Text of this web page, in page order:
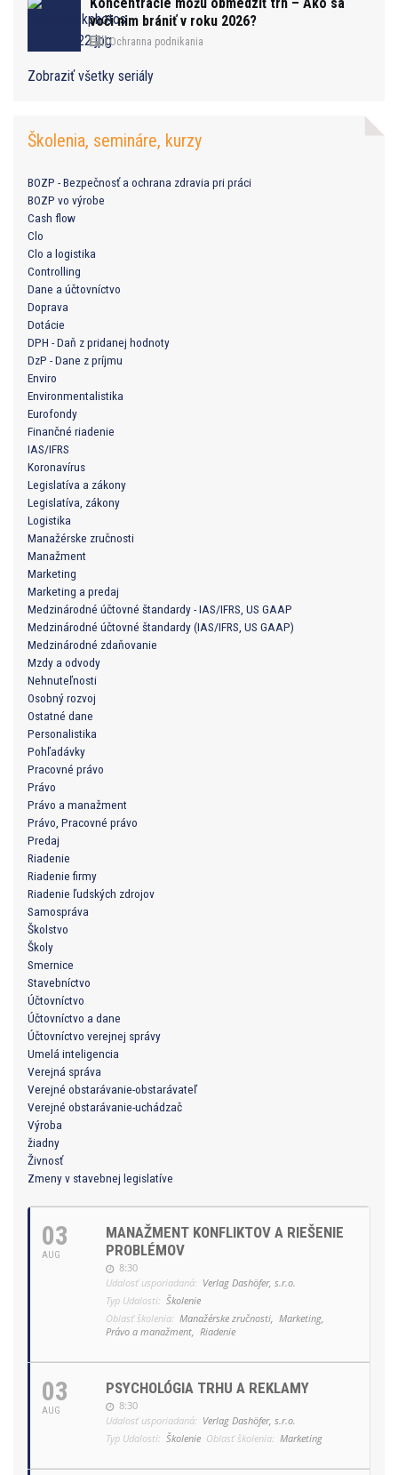
voči nim brániť v roku 2026?
Ochranna podnikania
Zobraziť všetky seriály
Školenia, semináre, kurzy
BOZP - Bezpečnosť a ochrana zdravia pri práci
BOZP vo výrobe
Cash flow
Clo
Clo a logistika
Controlling
Dane a účtovníctvo
Doprava
Dotácie
DPH - Daň z pridanej hodnoty
DzP - Dane z príjmu
Enviro
Environmentalistika
Eurofondy
Finančné riadenie
IAS/IFRS
Koronavírus
Legislatíva a zákony
Legislatíva, zákony
Logistika
Manažérske zručnosti
Manažment
Marketing
Marketing a predaj
Medzinárodné účtovné štandardy - IAS/IFRS, US GAAP
Medzinárodné účtovné štandardy (IAS/IFRS, US GAAP)
Medzinárodné zdaňovanie
Mzdy a odvody
Nehnuteľnosti
Osobný rozvoj
Ostatné dane
Personalistika
Pohľadávky
Pracovné právo
Právo
Právo a manažment
Právo, Pracovné právo
Predaj
Riadenie
Riadenie firmy
Riadenie ľudských zdrojov
Samospráva
Školstvo
Školy
Smernice
Stavebníctvo
Účtovníctvo
Účtovníctvo a dane
Účtovníctvo verejnej správy
Umelá inteligencia
Verejná správa
Verejné obstarávanie-obstarávateľ
Verejné obstarávanie-uchádzač
Výroba
žiadny
Živnosť
Zmeny v stavebnej legislatíve
03
AUG
MANAŽMENT KONFLIKTOV A RIEŠENIE
PROBLÉMOV
8:30
Udalosť usporiadaná: Verlag Dashöfer, s.r.o.
Typ Udalosti: Školenie
Oblasť školenia: Manažérske zručnosti, Marketing,
Právo a manažment, Riadenie
03
AUG
PSYCHOLÓGIA TRHU A REKLAMY
8:30
Udalosť usporiadaná: Verlag Dashöfer, s.r.o.
Typ Udalosti: Školenie Oblasť školenia: Marketing